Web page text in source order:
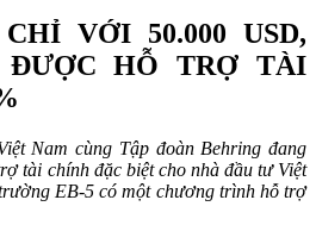
VỚI 50.000 USD,
HỖ TRỢ TÀI
Nam cùng Tập đoàn Behring đang
tài chính đặc biệt cho nhà đầu tư Việt
EB-5 có một chương trình hỗ trợ